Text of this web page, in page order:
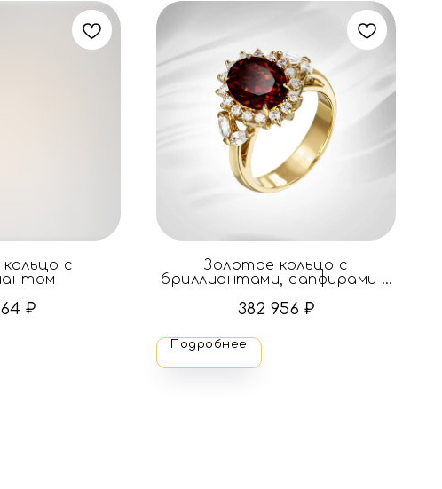
с
₽
Золотое кольцо с
бриллиантами, сапфирами и
382 956 ₽
Подробнее